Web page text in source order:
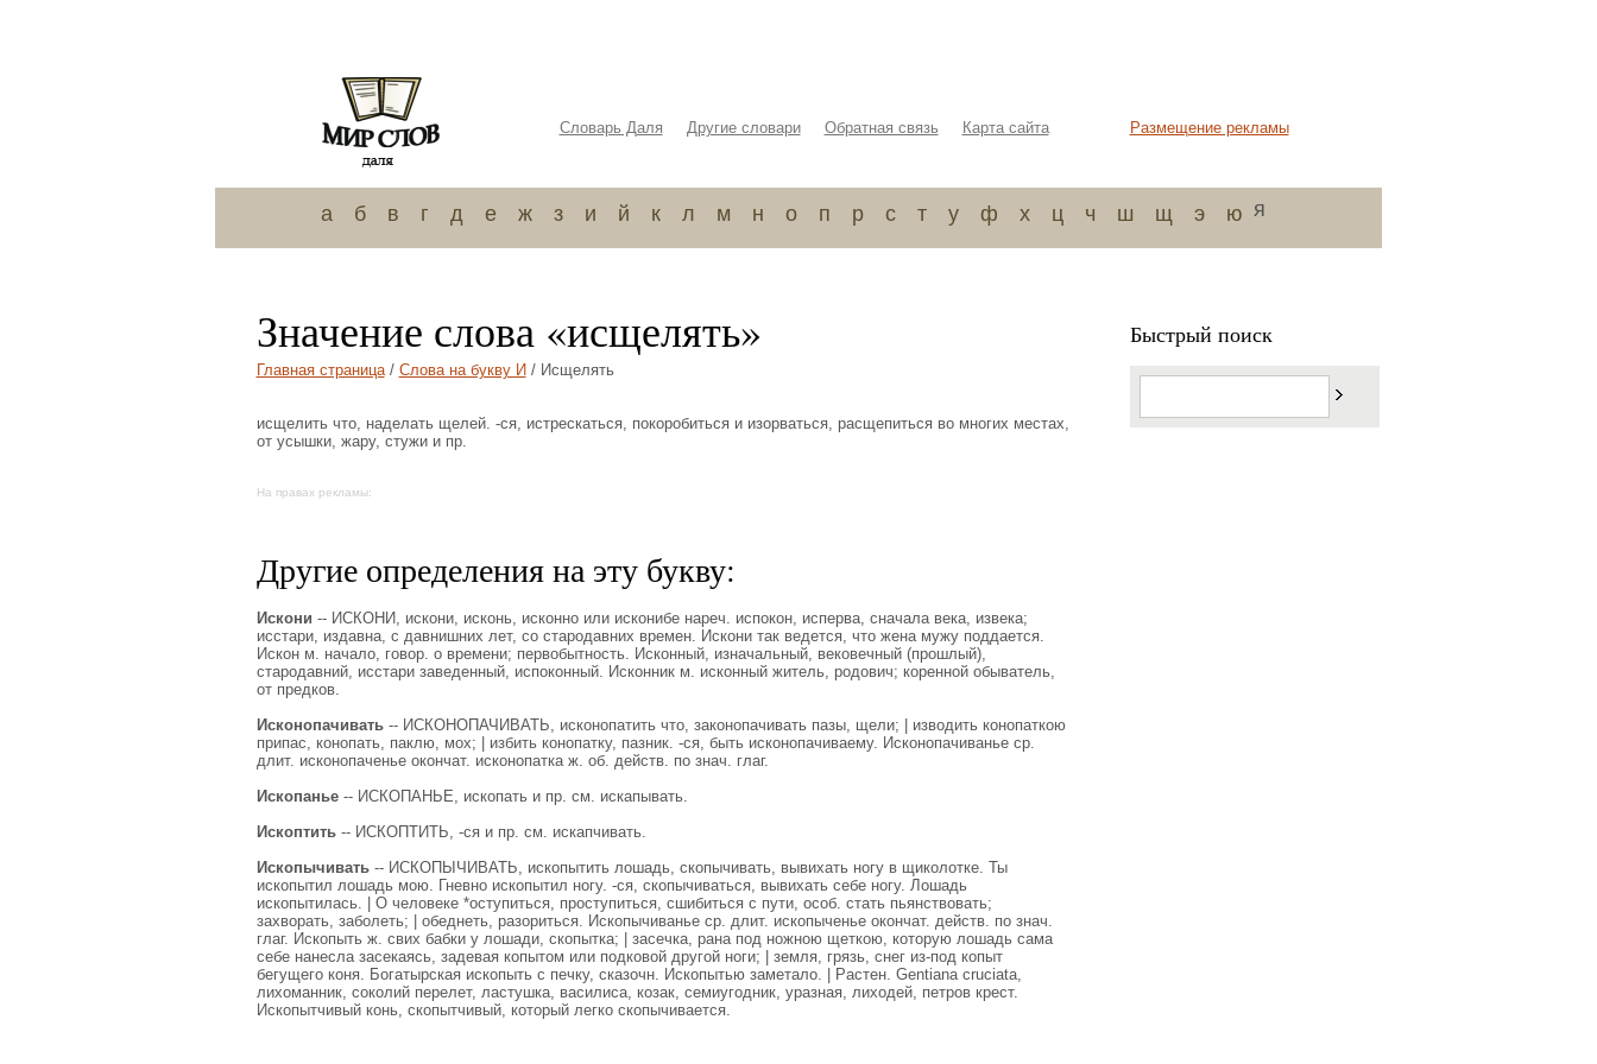
Словарь Даля Другие словари Обратная связь Карта сайта Размещение рекламы
а б в г д е ж з и й к л м н о п р с т у ф х ц ч ш щ э ю я
Значение слова «исщелять»
Главная страница/ Слова на букву И / Исщелять
исщелить что, наделать щелей. -ся, истрескаться, покоробиться и изорваться, расщепиться во многих местах,
от усышки, жару, стужи и пр.
На правах рекламы:
Другие определения на эту букву:
Искони -- ИСКОНИ, искони, исконь, исконно или исконибе нареч. испокон, исперва, сначала века, извека;
исстари, издавна, с давнишних лет, со стародавних времен. Искони так ведется, что жена мужу поддается.
Искон м. начало, говор. о времени; первобытность. Исконный, изначальный, вековечный (прошлый),
стародавний, исстари заведенный, испоконный. Исконник м. исконный житель, родович; коренной обыватель,
от предков.
Исконопачивать-- ИСКОНОПАЧИВАТЬ, исконопатить что, законопачивать пазы, щели; | изводить конопаткою
припас, конопать, паклю, мох; | избить конопатку, пазник. -ся, быть исконопачиваему. Исконопачиванье ср.
длит. исконопаченье окончат. исконопатка ж. об. действ. по знач. глаг.
Ископанье-- ИСКОПАНЬЕ, ископать и пр. см. искапывать.
Ископтить-- ИСКОПТИТЬ, -ся и пр. см. искапчивать.
Ископычивать-- ИСКОПЫЧИВАТЬ, ископытить лошадь, скопычивать, вывихать ногу в щиколотке. Ты
ископытил лошадь мою. Гневно ископытил ногу. -ся, скопычиваться, вывихать себе ногу. Лошадь
ископытилась. | О человеке *оступиться, проступиться, сшибиться с пути, особ. стать пьянствовать;
захворать, заболеть; | обеднеть, разориться. Ископычиванье ср. длит. ископыченье окончат. действ. по знач.
глаг. Ископыть ж. свих бабки у лошади, скопытка; | засечка, рана под ножною щеткою, которую лошадь сама
себе нанесла засекаясь, задевая копытом или подковой другой ноги; | земля, грязь, снег из-под копыт
бегущего коня. Богатырская ископыть с печку, сказочн. Ископытью заметало. | Растен. Gentiana cruciatа,
лихоманник, соколий перелет, ластушка, василиса, козак, семиугодник, уразная, лиходей, петров крест.
Ископытчивый конь, скопытчивый, который легко скопычивается.
Быстрый поиск